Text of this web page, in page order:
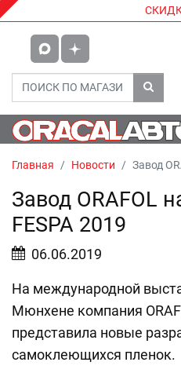
Главная Новости Завод
Завод ORAFOL
FESPA 2019
06.06.2019
На международной
Мюнхене компания
представила новые
самоклеющихся пленок.